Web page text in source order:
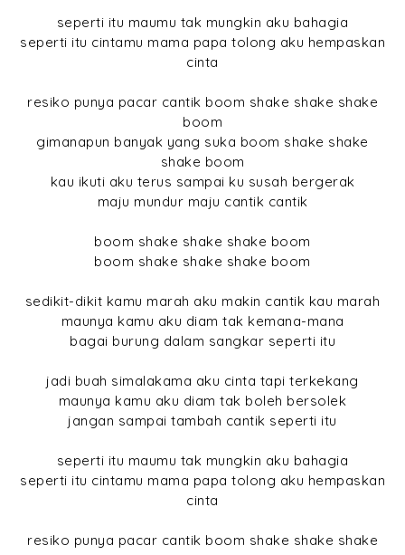
seperti itu maumu tak mungkin aku bahagia
seperti itu cintamu mama papa tolong aku hempaskan
cinta
resiko punya pacar cantik boom shake shake shake
boom
gimanapun banyak yang suka boom shake shake
shake boom
kau ikuti aku terus sampai ku susah bergerak
maju mundur maju cantik cantik
boom shake shake shake boom
boom shake shake shake boom
sedikit-dikit kamu marah aku makin cantik kau marah
maunya kamu aku diam tak kemana-mana
bagai burung dalam sangkar seperti itu
jadi buah simalakama aku cinta tapi terkekang
maunya kamu aku diam tak boleh bersolek
jangan sampai tambah cantik seperti itu
seperti itu maumu tak mungkin aku bahagia
seperti itu cintamu mama papa tolong aku hempaskan
cinta
resiko punya pacar cantik boom shake shake shake